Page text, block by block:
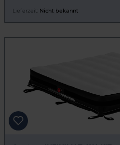
Lieferzeit: Nicht bekannt